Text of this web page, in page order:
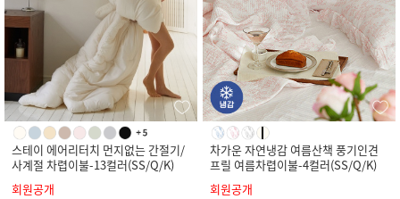
스테이 에어리터치 먼지없는 간절기/
사계절 차렵이불-13컬러(SS/Q/K)
회원공개
차가운 자연냉감 여름산책 풍기인견
프릴 여름차렵이불-4컬러(SS/Q/K)
회원공개